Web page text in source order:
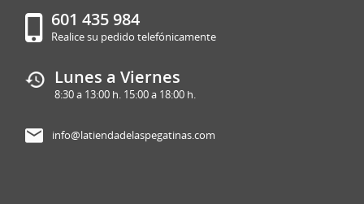
601 435 984
Realice su pedido telefónicamente
Lunes a Viernes
8:30 a 13:00 h. 15:00 a 18:00 h.
info@latiendadelaspegatinas.com